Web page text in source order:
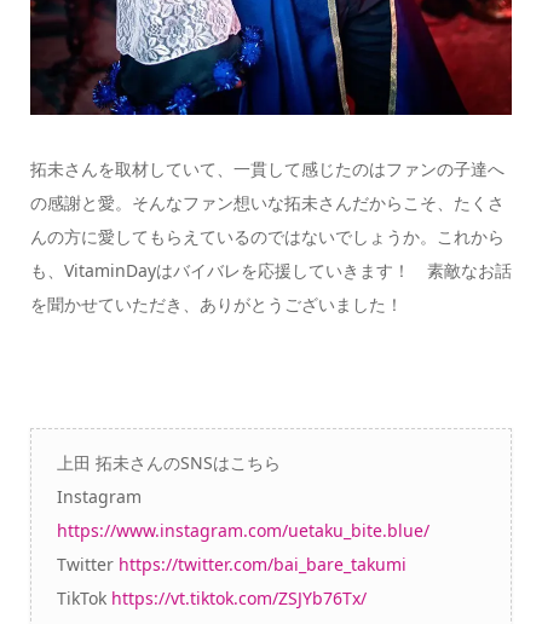
拓未さんを取材していて、一貫して感じたのはファンの子達へ
の感謝と愛。そんなファン想いな拓未さんだからこそ、たくさ
んの方に愛してもらえているのではないでしょうか。これから
も、VitaminDayはバイバレを応援していきます！ 素敵なお話
を聞かせていただき、ありがとうございました！
上田 拓未さんのSNSはこちら
Instagram
https://www.instagram.com/uetaku_bite.blue/
Twitter https://twitter.com/bai_bare_takumi
TikTok https://vt.tiktok.com/ZSJYb76Tx/